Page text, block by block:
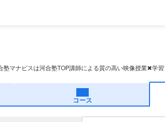
マナビスは河合塾TOP講師による質の高い映像授業✖学
コース